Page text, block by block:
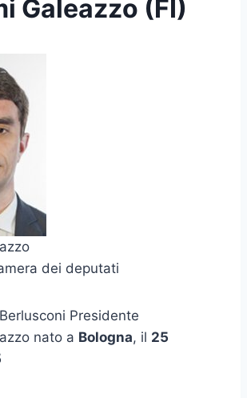
Galeazzo (FI)
dei deputati
Presidente
nato a Bologna, il 25